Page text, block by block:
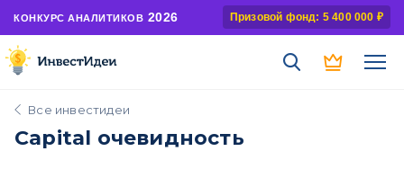
КОНКУРС АНАЛИТИКОВ 2026 Призовой фонд: 5 400 000 ₽
Все инвестидеи
Capital очевидность